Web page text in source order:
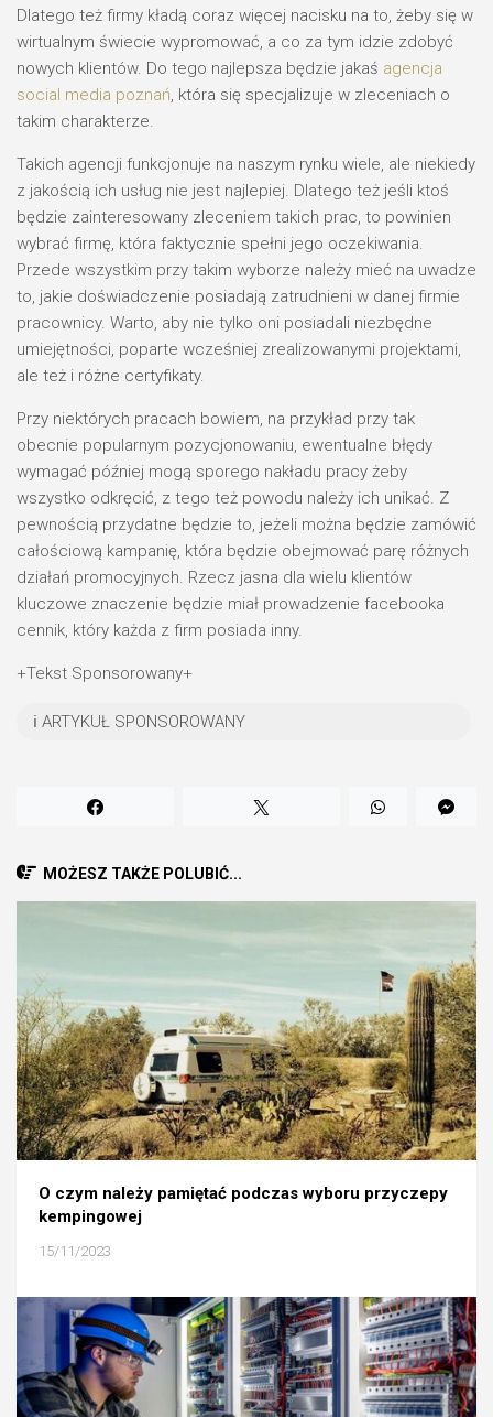
Dlatego też firmy kładą coraz więcej nacisku na to, żeby się w
wirtualnym świecie wypromować, a co za tym idzie zdobyć
nowych klientów. Do tego najlepsza będzie jakaś agencja
social media poznań, która się specjalizuje w zleceniach o
takim charakterze.
Takich agencji funkcjonuje na naszym rynku wiele, ale niekiedy
z jakością ich usług nie jest najlepiej. Dlatego też jeśli ktoś
będzie zainteresowany zleceniem takich prac, to powinien
wybrać firmę, która faktycznie spełni jego oczekiwania.
Przede wszystkim przy takim wyborze należy mieć na uwadze
to, jakie doświadczenie posiadają zatrudnieni w danej firmie
pracownicy. Warto, aby nie tylko oni posiadali niezbędne
umiejętności, poparte wcześniej zrealizowanymi projektami,
ale też i różne certyfikaty.
Przy niektórych pracach bowiem, na przykład przy tak
obecnie popularnym pozycjonowaniu, ewentualne błędy
wymagać później mogą sporego nakładu pracy żeby
wszystko odkręcić, z tego też powodu należy ich unikać. Z
pewnością przydatne będzie to, jeżeli można będzie zamówić
całościową kampanię, która będzie obejmować parę różnych
działań promocyjnych. Rzecz jasna dla wielu klientów
kluczowe znaczenie będzie miał prowadzenie facebooka
cennik, który każda z firm posiada inny.
+Tekst Sponsorowany+
ℹ️ ARTYKUŁ SPONSOROWANY
MOŻESZ TAKŻE POLUBIĆ...
O czym należy pamiętać podczas wyboru przyczepy
kempingowej
15/11/2023